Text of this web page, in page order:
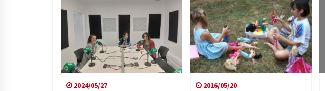
2024/05/27 2016/05/20